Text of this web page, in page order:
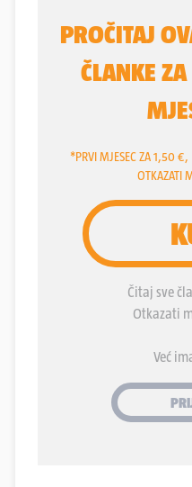
novi izazov, strast i
je tražila prvog stranca
Olimpijske igre. Pa je
Reykjavika i odmah
prve utakmice.